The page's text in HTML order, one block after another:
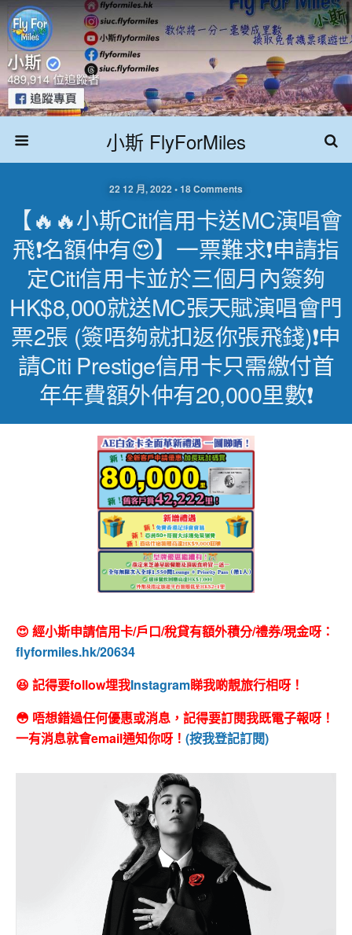
小斯 FlyForMiles
22 12 月, 2022 • 18 Comments
【🔥🔥小斯Citi信用卡送MC演唱會
飛❗名額仲有😍】一票難求❗申請指
定Citi信用卡並於三個月內簽夠
HK$8,000就送MC張天賦演唱會門
票2張 (簽唔夠就扣返你張飛錢)❗申
請Citi Prestige信用卡只需繳付首
年年費額外仲有20,000里數❗
😍 經小斯申請信用卡/戶口/稅貸有額外積分/禮券/現金呀：
flyformiles.hk/20634
😆 記得要follow埋我Instagram睇我啲靚旅行相呀！
😳 唔想錯過任何優惠或消息，記得要訂閱我既電子報呀！
一有消息就會email通知你呀！ (按我登記訂閱)